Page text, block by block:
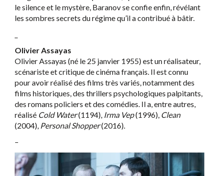
le silence et le mystère, Baranov se confie enfin, révélant
les sombres secrets du régime qu’il a contribué à bâtir.
Olivier Assayas
Olivier Assayas (né le 25 janvier 1955) est un réalisateur,
scénariste et critique de cinéma français. Il est connu
pour avoir réalisé des films très variés, notamment des
films historiques, des thrillers psychologiques palpitants,
des romans policiers et des comédies. Il a, entre autres,
réalisé Cold Water(1194), Irma Vep(1996), Clean
(2004), Personal Shopper(2016).
–